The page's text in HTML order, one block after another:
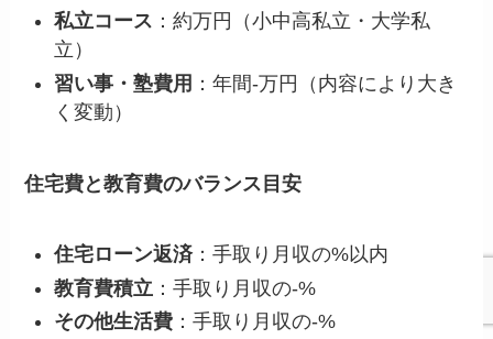
私立コース ：約万円（小中高私立・大学私
立）
習い事・塾費用 ：年間-万円（内容により大き
く変動）
住宅費と教育費のバランス目安
住宅ローン返済：手取り月収の%以内
教育費積立 ：手取り月収の-%
その他生活費 ：手取り月収の-%